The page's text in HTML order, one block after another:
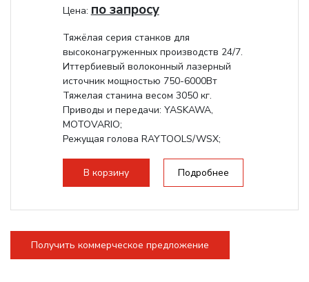
Цена: по запросу
Тяжёлая серия станков для
высоконагруженных производств 24/7.
Иттербиевый волоконный лазерный
источник мощностью 750-6000Вт
Тяжелая станина весом 3050 кг.
Приводы и передачи: YASKAWA,
MOTOVARIO;
Режущая голова RAYTOOLS/WSX;
В корзину Подробнее
Получить коммерческое предложение